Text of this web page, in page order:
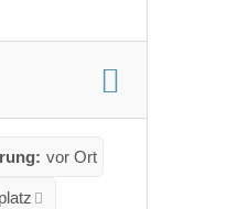
vor Ort